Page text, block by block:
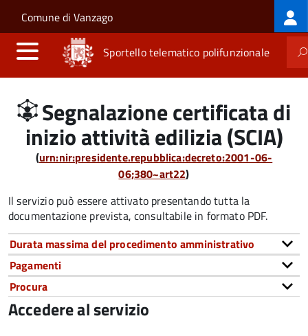
Salta al contenuto principale
Skip to site navigation
Comune di Vanzago
Sportello telematico polifunzionale
Segnalazione certificata di
inizio attività edilizia (SCIA)
(urn:nir:presidente.repubblica:decreto:2001-06-
06;380~art22)
Il servizio può essere attivato presentando tutta la
documentazione prevista, consultabile in formato PDF.
Durata massima del procedimento amministrativo
Pagamenti
Procura
Accedere al servizio